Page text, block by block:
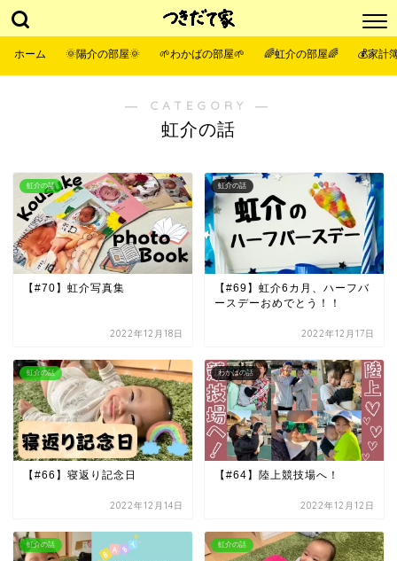
ホーム 🌞陽介の部屋🌞 🌱わかばの部屋🌱 🌈虹介の部屋🌈 💰家計
― CATEGORY ―
虹介の話
虹介の話
【#70】虹介写真集
2022年12月18日
虹介の話
【#69】虹介6カ月、ハーフバ
ースデーおめでとう！！
2022年12月17日
虹介の話
【#66】寝返り記念日
2022年12月14日
わかばの話
【#64】陸上競技場へ！
2022年12月12日
虹介の話 虹介の話